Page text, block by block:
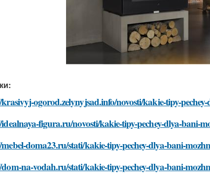
ogorod.zelynyjsad.info/novosti/kakie-tipy-
figura.ru/novosti/kakie-tipy-pechey-dlya-bani-
doma23.ru/stati/kakie-tipy-pechey-dlya-bani-
na-vodah.ru/stati/kakie-tipy-pechey-dlya-bani-